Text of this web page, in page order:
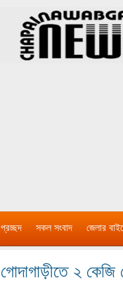
প্রচ্ছদ সকল সংবাদ জেলার
গোদাগাড়ীতে ২